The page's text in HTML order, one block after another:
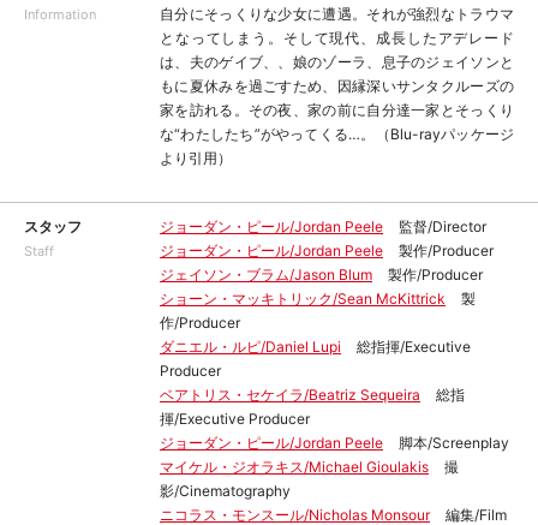
Information
自分にそっくりな少女に遭遇。それが強烈なトラウマ
となってしまう。そして現代、成長したアデレード
は、夫のゲイブ、、娘のゾーラ、息子のジェイソンと
もに夏休みを過ごすため、因縁深いサンタクルーズの
家を訪れる。その夜、家の前に自分達一家とそっくり
な“わたしたち”がやってくる…。（Blu-rayパッケージ
より引用）
スタッフ
Staff
ジョーダン・ピール/Jordan Peele
監督/Director
ジョーダン・ピール/Jordan Peele
製作/Producer
ジェイソン・ブラム/Jason Blum
製作/Producer
ショーン・マッキトリック/Sean McKittrick
製
作/Producer
ダニエル・ルピ/Daniel Lupi
総指揮/Executive
Producer
ベアトリス・セケイラ/Beatriz Sequeira
総指
揮/Executive Producer
ジョーダン・ピール/Jordan Peele
脚本/Screenplay
マイケル・ジオラキス/Michael Gioulakis
撮
影/Cinematography
ニコラス・モンスール/Nicholas Monsour
編集/Film